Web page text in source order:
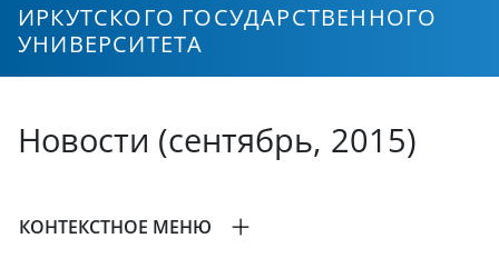
ИРКУТСКОГО ГОСУДАРСТВЕННОГО
УНИВЕРСИТЕТА
Новости (сентябрь, 2015)
КОНТЕКСТНОЕ МЕНЮ